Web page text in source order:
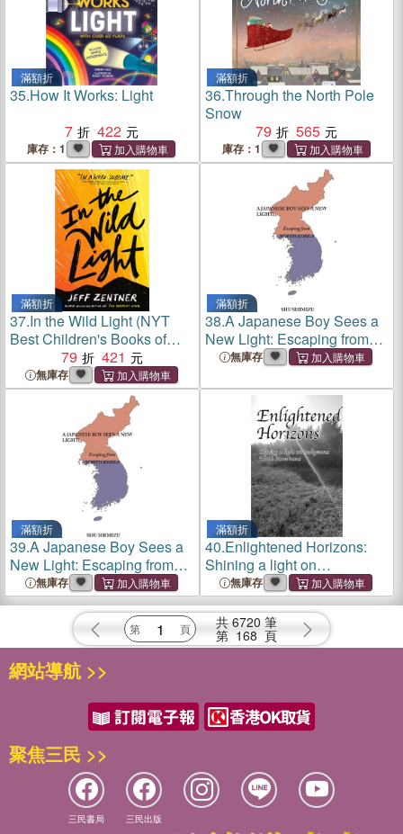
滿額折
35.How It Works: Light
7
422
庫存：1
滿額折
36.Through the North Pole
Snow
79
565
庫存：1
滿額折
37.In the Wild Light (NYT
Best Children's Books of
79 421
無庫存
滿額折
38.A Japanese Boy Sees a
New Light: Escaping from
North Korea
無庫存
滿額折
39.A Japanese Boy Sees a
New Light: Escaping from
North Korea
無庫存
滿額折
40.Enlightened Horizons:
Shining a light on
Indigenous North Americans
無庫存
共 6720 筆
第 168 頁
網站導航 >>
聚焦三民 >>
三民書局 三民出版